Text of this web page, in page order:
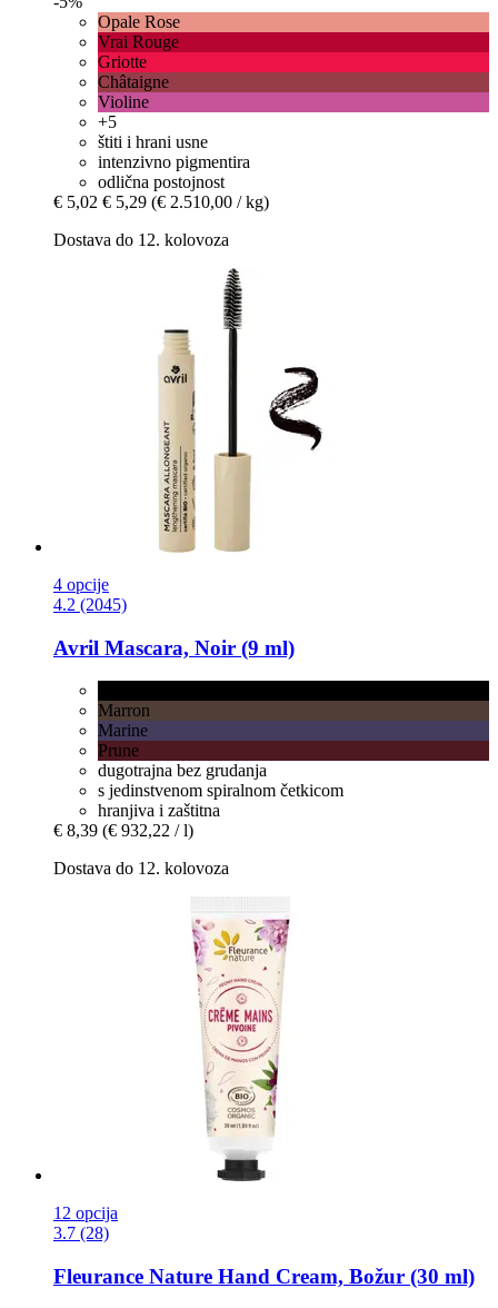
Opale Rose
Vrai Rouge
Griotte
Châtaigne
Violine
+5
štiti i hrani usne
intenzivno pigmentira
odlična postojnost
€ 5,02 € 5,29 (€ 2.510,00 / kg)
Dostava do 12. kolovoza
4 opcije
4.2 (2045)
Avril Mascara, Noir (9 ml)
Marron
Marine
Prune
dugotrajna bez grudanja
s jedinstvenom spiralnom četkicom
hranjiva i zaštitna
€ 8,39 (€ 932,22 / l)
Dostava do 12. kolovoza
12 opcija
3.7 (28)
Fleurance Nature Hand Cream, Božur (30 ml)